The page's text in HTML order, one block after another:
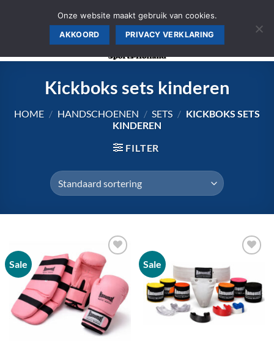
Kickboks sets kinderen
HOME / HANDSCHOENEN / SETS / KICKBOKS SETS
KINDEREN
FILTER
Sale
Zet op
verlanglijst
Sale
verlanglijst
Onze website maakt gebruik van cookies.
AKKOORD PRIVACY VERKLARING